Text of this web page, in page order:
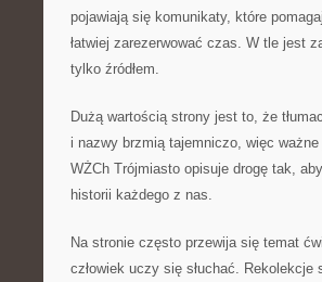
pojawiają się komunikaty, które
łatwiej zarezerwować czas. W tle jest
tylko źródłem.
Dużą wartością strony jest to, że
i nazwy brzmią tajemniczo, więc
WŻCh Trójmiasto opisuje drogę tak,
historii każdego z nas.
Na stronie często przewija się temat
człowiek uczy się słuchać.